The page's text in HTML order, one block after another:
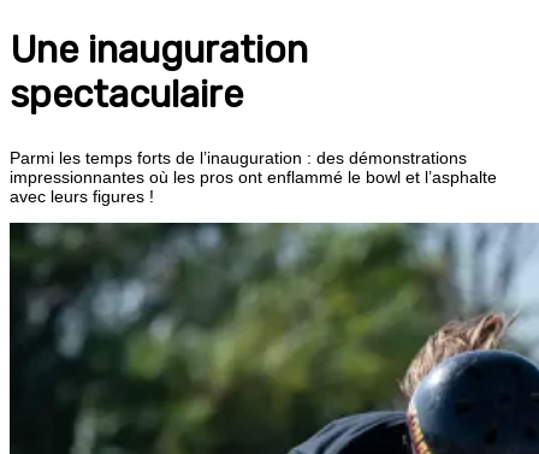
Une inauguration
spectaculaire
Parmi les temps forts de l’inauguration : des démonstrations
impressionnantes où les pros ont enflammé le bowl et l’asphalte
avec leurs figures !